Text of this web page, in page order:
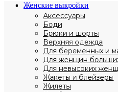
Женские выкройки
Аксессуары
Боди
Брюки и шорты
Верхняя одежда
Для беременных и
Для женщин
Для невысоких
Жакеты и блейзеры
Жилеты